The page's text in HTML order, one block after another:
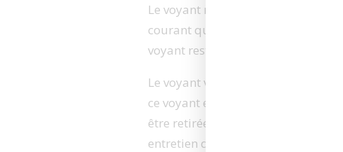
Le voyant rouge indique
courant que les utilisateurs voient
voyant reste allumé jusqu’à ce
Le voyant vert, en revanche,
ce voyant est allumé, cela signifie
être retirée pour être utilisée.
entretien de vos batteries Makita.